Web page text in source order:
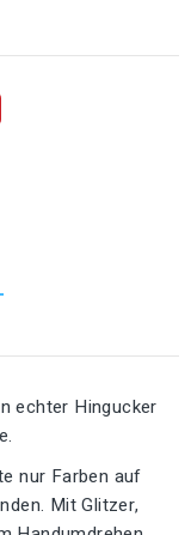
echter Hingucker
nur Farben auf
Mit Glitzer,